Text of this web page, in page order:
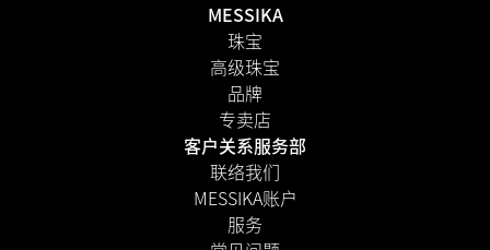
MESSIKA
珠宝
高级珠宝
品牌
专卖店
客户关系服务部
联络我们
MESSIKA账户
服务